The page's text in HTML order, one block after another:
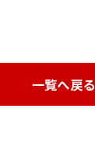
一覧へ戻る